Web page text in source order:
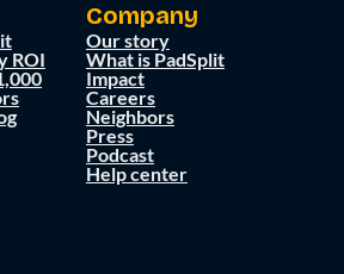
ROI
Company
Our story
What is PadSplit
Impact
Careers
Neighbors
Press
Podcast
Help center